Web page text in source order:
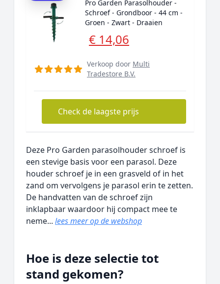
Pro Garden Parasolhouder -
Schroef - Grondboor - 44 cm -
Groen - Zwart - Draaien
€ 14,06
Verkoop door Multi
Tradestore B.V.
Check de laagste prijs
Deze Pro Garden parasolhouder schroef is
een stevige basis voor een parasol. Deze
houder schroef je in een grasveld of in het
zand om vervolgens je parasol erin te zetten.
De handvatten van de schroef zijn
inklapbaar waardoor hij compact mee te
neme... lees meer op de webshop
Hoe is deze selectie tot
stand gekomen?